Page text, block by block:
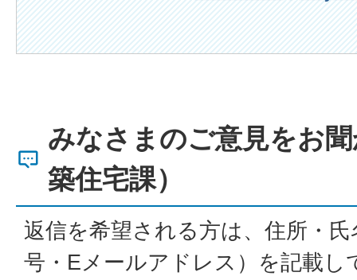
みなさまのご意見をお
築住宅課）
返信を希望される方は、住所・
号・Eメールアドレス）を記載し